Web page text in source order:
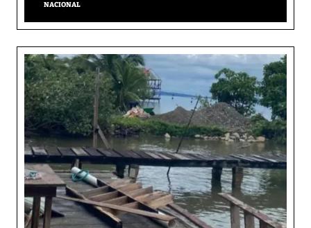
NACIONAL